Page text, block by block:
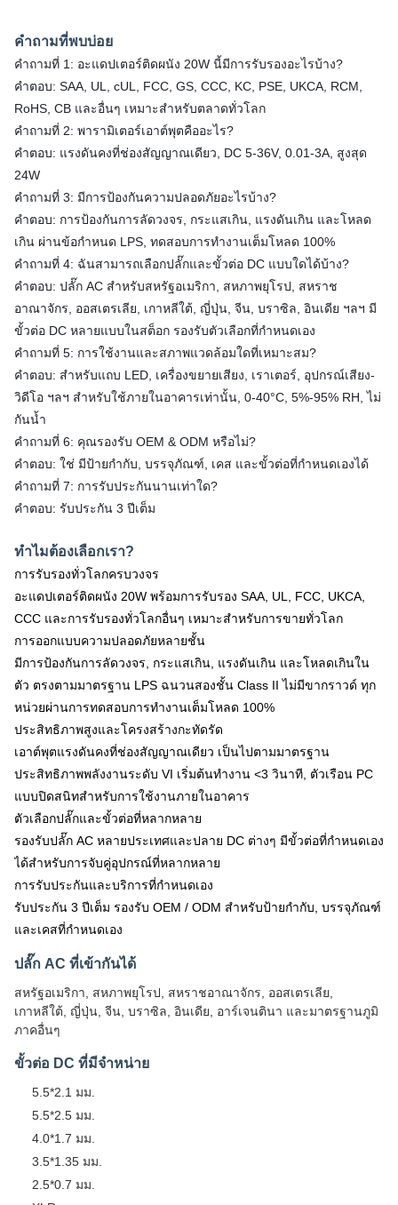
คำถามที่พบบ่อย
คำถามที่ 1: อะแดปเตอร์ติดผนัง 20W นี้มีการรับรองอะไรบ้าง?
คำตอบ: SAA, UL, cUL, FCC, GS, CCC, KC, PSE, UKCA, RCM,
RoHS, CB และอื่นๆ เหมาะสำหรับตลาดทั่วโลก
คำถามที่ 2: พารามิเตอร์เอาต์พุตคืออะไร?
คำตอบ: แรงดันคงที่ช่องสัญญาณเดียว, DC 5-36V, 0.01-3A, สูงสุด
24W
คำถามที่ 3: มีการป้องกันความปลอดภัยอะไรบ้าง?
คำตอบ: การป้องกันการลัดวงจร, กระแสเกิน, แรงดันเกิน และโหลด
เกิน ผ่านข้อกำหนด LPS, ทดสอบการทำงานเต็มโหลด 100%
คำถามที่ 4: ฉันสามารถเลือกปลั๊กและขั้วต่อ DC แบบใดได้บ้าง?
คำตอบ: ปลั๊ก AC สำหรับสหรัฐอเมริกา, สหภาพยุโรป, สหราช
อาณาจักร, ออสเตรเลีย, เกาหลีใต้, ญี่ปุ่น, จีน, บราซิล, อินเดีย ฯลฯ มี
ขั้วต่อ DC หลายแบบในสต็อก รองรับตัวเลือกที่กำหนดเอง
คำถามที่ 5: การใช้งานและสภาพแวดล้อมใดที่เหมาะสม?
คำตอบ: สำหรับแถบ LED, เครื่องขยายเสียง, เราเตอร์, อุปกรณ์เสียง-
วิดีโอ ฯลฯ สำหรับใช้ภายในอาคารเท่านั้น, 0-40°C, 5%-95% RH, ไม่
กันน้ำ
คำถามที่ 6: คุณรองรับ OEM & ODM หรือไม่?
คำตอบ: ใช่ มีป้ายกำกับ, บรรจุภัณฑ์, เคส และขั้วต่อที่กำหนดเองได้
คำถามที่ 7: การรับประกันนานเท่าใด?
คำตอบ: รับประกัน 3 ปีเต็ม
ทำไมต้องเลือกเรา?
การรับรองทั่วโลกครบวงจร
อะแดปเตอร์ติดผนัง 20W พร้อมการรับรอง SAA, UL, FCC, UKCA,
CCC และการรับรองทั่วโลกอื่นๆ เหมาะสำหรับการขายทั่วโลก
การออกแบบความปลอดภัยหลายชั้น
มีการป้องกันการลัดวงจร, กระแสเกิน, แรงดันเกิน และโหลดเกินใน
ตัว ตรงตามมาตรฐาน LPS ฉนวนสองชั้น Class II ไม่มีขากราวด์ ทุก
หน่วยผ่านการทดสอบการทำงานเต็มโหลด 100%
ประสิทธิภาพสูงและโครงสร้างกะทัดรัด
เอาต์พุตแรงดันคงที่ช่องสัญญาณเดียว เป็นไปตามมาตรฐาน
ประสิทธิภาพพลังงานระดับ VI เริ่มต้นทำงาน <3 วินาที, ตัวเรือน PC
แบบปิดสนิทสำหรับการใช้งานภายในอาคาร
ตัวเลือกปลั๊กและขั้วต่อที่หลากหลาย
รองรับปลั๊ก AC หลายประเทศและปลาย DC ต่างๆ มีขั้วต่อที่กำหนดเอง
ได้สำหรับการจับคู่อุปกรณ์ที่หลากหลาย
การรับประกันและบริการที่กำหนดเอง
รับประกัน 3 ปีเต็ม รองรับ OEM / ODM สำหรับป้ายกำกับ, บรรจุภัณฑ์
และเคสที่กำหนดเอง
ปลั๊ก AC ที่เข้ากันได้
สหรัฐอเมริกา, สหภาพยุโรป, สหราชอาณาจักร, ออสเตรเลีย,
เกาหลีใต้, ญี่ปุ่น, จีน, บราซิล, อินเดีย, อาร์เจนตินา และมาตรฐานภูมิ
ภาคอื่นๆ
ขั้วต่อ DC ที่มีจำหน่าย
5.5*2.1 มม.
5.5*2.5 มม.
4.0*1.7 มม.
3.5*1.35 มม.
2.5*0.7 มม.